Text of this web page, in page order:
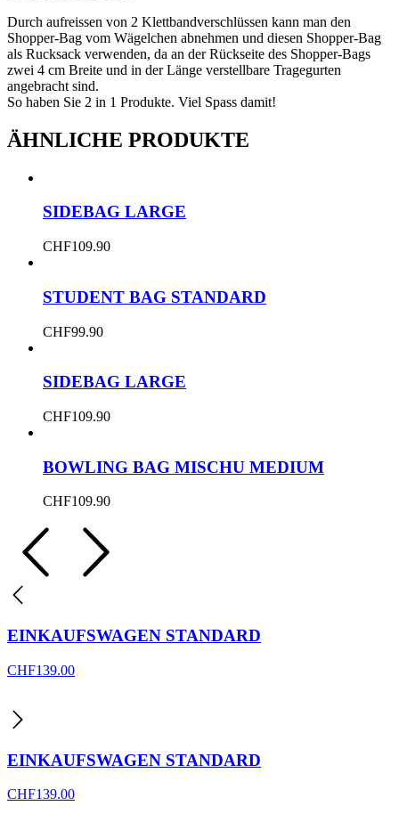
Durch aufreissen von 2 Klettbandverschlüssen kann man den
Shopper-Bag vom Wägelchen abnehmen und diesen Shopper-Bag
als Rucksack verwenden, da an der Rückseite des Shopper-Bags
zwei 4 cm Breite und in der Länge verstellbare Tragegurten
angebracht sind.
So haben Sie 2 in 1 Produkte. Viel Spass damit!
ÄHNLICHE PRODUKTE
SIDEBAG LARGE
CHF109.90
STUDENT BAG STANDARD
CHF99.90
SIDEBAG LARGE
CHF109.90
BOWLING BAG MISCHU MEDIUM
CHF109.90
EINKAUFSWAGEN STANDARD
CHF139.00
EINKAUFSWAGEN STANDARD
CHF139.00